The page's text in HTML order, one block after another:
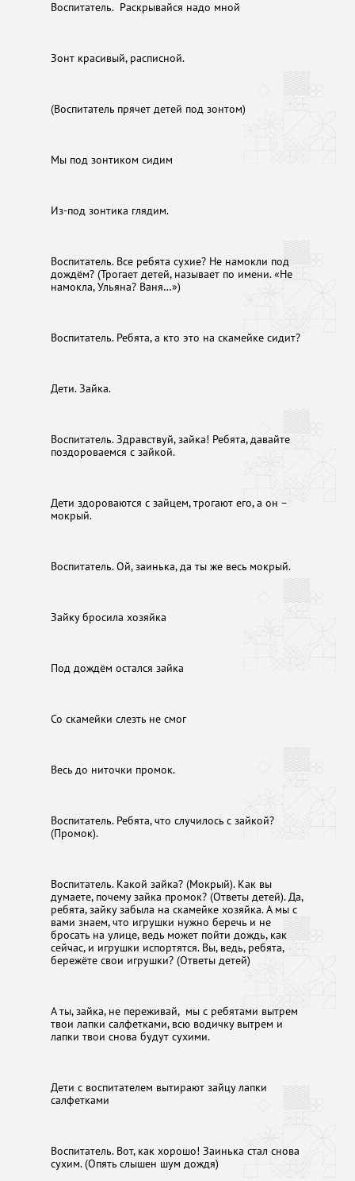
Воспитатель. Раскрывайся надо мной
Зонт красивый, расписной.
(Воспитатель прячет детей под зонтом)
Мы под зонтиком сидим
Из-под зонтика глядим.
Воспитатель. Все ребята сухие? Не намокли под
дождём? (Трогает детей, называет по имени. «Не
намокла, Ульяна? Ваня…»)
Воспитатель. Ребята, а кто это на скамейке сидит?
Дети. Зайка.
Воспитатель. Здравствуй, зайка! Ребята, давайте
поздороваемся с зайкой.
Дети здороваются с зайцем, трогают его, а он –
мокрый.
Воспитатель. Ой, заинька, да ты же весь мокрый.
Зайку бросила хозяйка
Под дождём остался зайка
Со скамейки слезть не смог
Весь до ниточки промок.
Воспитатель. Ребята, что случилось с зайкой?
(Промок).
Воспитатель. Какой зайка? (Мокрый). Как вы
думаете, почему зайка промок? (Ответы детей). Да,
ребята, зайку забыла на скамейке хозяйка. А мы с
вами знаем, что игрушки нужно беречь и не
бросать на улице, ведь может пойти дождь, как
сейчас, и игрушки испортятся. Вы, ведь, ребята,
бережёте свои игрушки? (Ответы детей)
А ты, зайка, не переживай, мы с ребятами вытрем
твои лапки салфетками, всю водичку вытрем и
лапки твои снова будут сухими.
Дети с воспитателем вытирают зайцу лапки
салфетками
Воспитатель. Вот, как хорошо! Заинька стал снова
сухим. (Опять слышен шум дождя)